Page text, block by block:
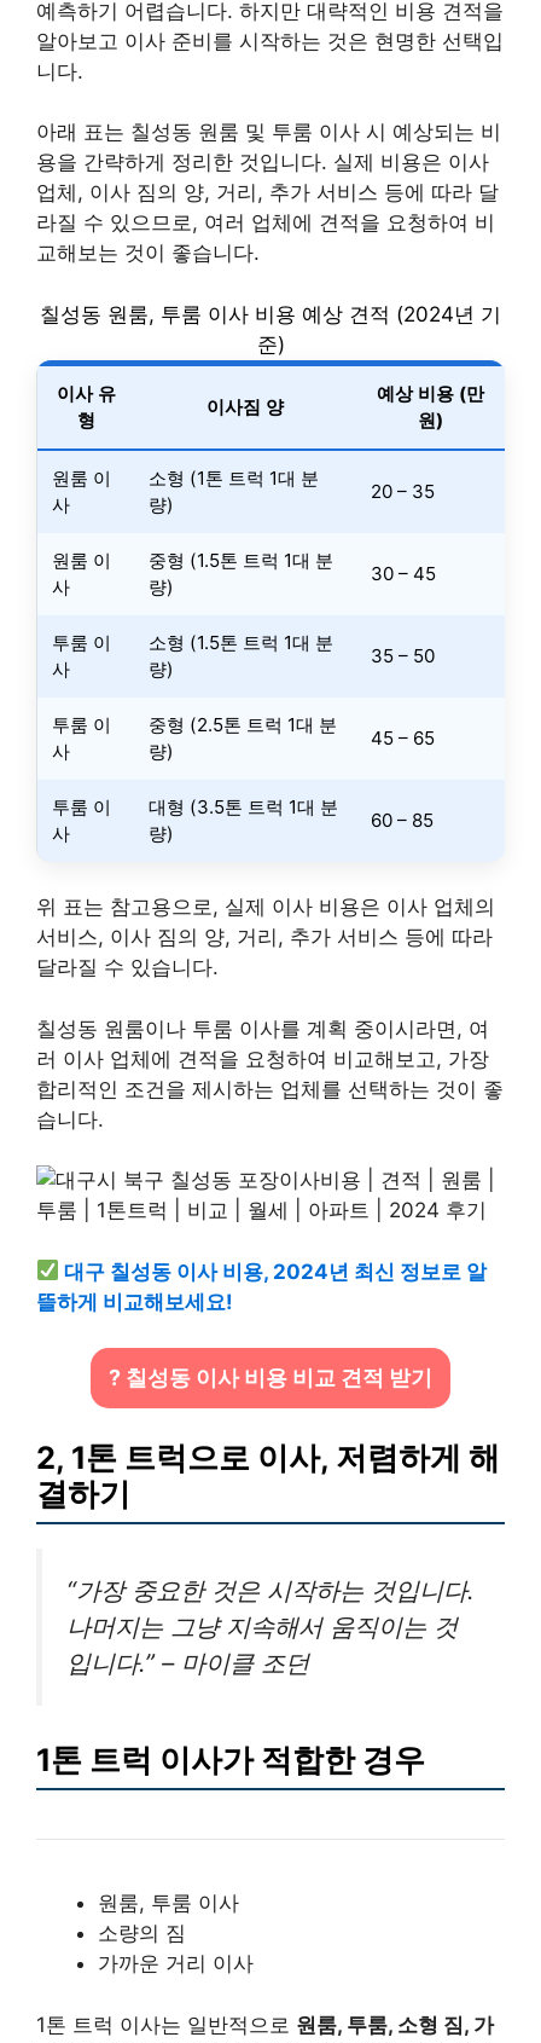
예측하기 어렵습니다. 하지만 대략적인 비용 견적을
알아보고 이사 준비를 시작하는 것은 현명한 선택입
니다.
아래 표는 칠성동 원룸 및 투룸 이사 시 예상되는 비
용을 간략하게 정리한 것입니다. 실제 비용은 이사
업체, 이사 짐의 양, 거리, 추가 서비스 등에 따라 달
라질 수 있으므로, 여러 업체에 견적을 요청하여 비
교해보는 것이 좋습니다.
칠성동 원룸, 투룸 이사 비용 예상 견적 (2024년 기
준)
이사 유
형
이사짐 양
예상 비용 (만
원)
원룸 이
사
소형 (1톤 트럭 1대 분
량)
20 – 35
원룸 이
사
중형 (1.5톤 트럭 1대 분
량)
30 – 45
투룸 이
사
소형 (1.5톤 트럭 1대 분
량)
35 – 50
투룸 이
사
중형 (2.5톤 트럭 1대 분
량)
45 – 65
투룸 이
사
대형 (3.5톤 트럭 1대 분
량)
60 – 85
위 표는 참고용으로, 실제 이사 비용은 이사 업체의
서비스, 이사 짐의 양, 거리, 추가 서비스 등에 따라
달라질 수 있습니다.
칠성동 원룸이나 투룸 이사를 계획 중이시라면, 여
러 이사 업체에 견적을 요청하여 비교해보고, 가장
합리적인 조건을 제시하는 업체를 선택하는 것이 좋
습니다.
대구 칠성동 이사 비용, 2024년 최신 정보로 알
뜰하게 비교해보세요!
? 칠성동 이사 비용 비교 견적 받기
2, 1톤 트럭으로 이사, 저렴하게 해
결하기
“가장 중요한 것은 시작하는 것입니다.
나머지는 그냥 지속해서 움직이는 것
입니다.” – 마이클 조던
1톤 트럭 이사가 적합한 경우
원룸, 투룸 이사
소량의 짐
가까운 거리 이사
1톤 트럭 이사는 일반적으로 원룸, 투룸, 소형 짐, 가